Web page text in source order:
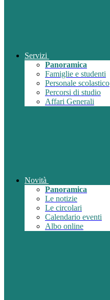
Servizi
Panoramica
Famiglie e studenti
Personale scolastico
Percorsi di studio
Affari Generali
Novità
Panoramica
Le notizie
Le circolari
Calendario eventi
Albo online